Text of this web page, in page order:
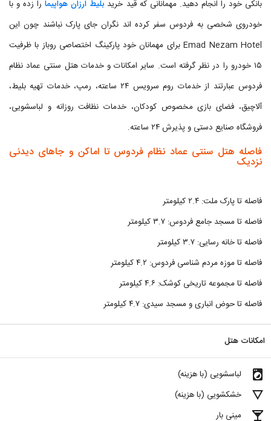
بانکی خود را انجام دهید. مهمانانی که قید خرید بلیط ارزان هواپیمارا زده و با
خودروی شخصی به فردوس سفر کرده اند نگران جای پارک نباشند چون این
Emad Nezam Hotel برای مهمانان خود پارکینگ اختصاصی روباز با ظرفیت
۱۵ خودرو را در نظر گرفته است. سایر امکانات و خدمات هتل سنتی عماد نظام
فردوس عبارتند از خدمات روم سرویس ۲۴ ساعته، رمپ، خدمات تهیه بلیط،
آلاچیق، فضای بازی مخصوص کودکان، خدمات نظافت روزانه و لباسشویی،
فروشگاه صنایع دستی و پذیرش ۲۴ ساعته.
فاصله هتل سنتی عماد نظام فردوس تا اماکن و جاهای دیدنی
نزدیک
فاصله تا پارک ملت: ۲.۴ کیلومتر
فاصله تا مسجد جامع فردوس: ۳.۷ کیلومتر
فاصله تا خانه رسایی: ۳.۷ کیلومتر
فاصله تا موزه مردم شناسی فردوس: ۴.۲ کیلومتر
فاصله تا مجموعه تاریخی کوشک: ۴.۶ کیلومتر
فاصله تا حوض انباری و مسجد سیدی: ۴.۷ کیلومتر
امکانات هتل
local_laundry_service لباسشویی (با هزینه)
details خشکشویی (با هزینه)
local_bar مینی بار